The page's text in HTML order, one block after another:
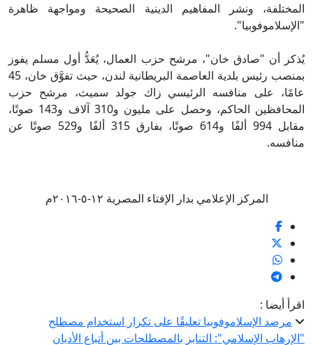
المختلفة، ونشر المفاهيم الدينية الصحيحة ومواجهة ظاهرة
"الإسلاموفوبيا".
يُذكر أن "صادق خان"، مرشح حزب العمال، يُعَدُّ أول مسلم يفوز
بمنصب رئيس بلدية العاصمة البريطانية لندن، حيث تفوَّق خان، 45
عامًا، على منافسه الرئيسي زاك جولد سميث، مرشح حزب
المحافظين الحاكم، وحصل على مليون و310 آلاف و143 صوتًا،
مقابل 994 ألفًا و614 صوتًا، بفارق 315 ألفًا و529 صوتًا عن
منافسه.
المركز الإعلامي بدار الإفتاء المصرية ١٢-٥-٢٠١٦م
اقرأ أيضا :
مرصد الإسلاموفوبيا تعليقًا على تكرار استخدام مصطلح
"الإرهاب الإسلامي": التنابز بالمصطلحات بين أتباع الأديان